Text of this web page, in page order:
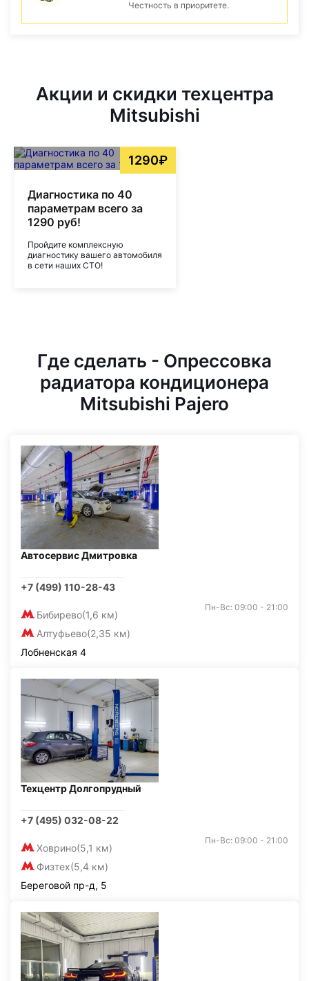
Честность в приоритете.
Акции и скидки техцентра
Mitsubishi
1290₽
Диагностика по 40
параметрам всего за
1290 руб!
Пройдите комплексную
диагностику вашего автомобиля
в сети наших СТО!
Где сделать - Опрессовка
радиатора кондиционера
Mitsubishi Pajero
Автосервис Дмитровка
+7 (499) 110-28-43
Бибирево(1,6 км)
Алтуфьево(2,35 км)
Пн-Вс: 09:00 - 21:00
Лобненская 4
Техцентр Долгопрудный
+7 (495) 032-08-22
Ховрино(5,1 км)
Физтех(5,4 км)
Пн-Вс: 09:00 - 21:00
Береговой пр-д, 5